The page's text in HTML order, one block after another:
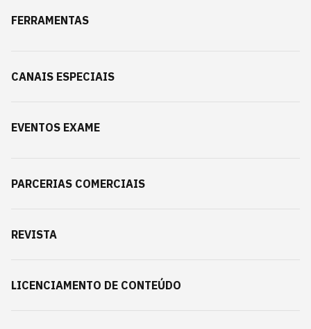
FERRAMENTAS
CANAIS ESPECIAIS
EVENTOS EXAME
PARCERIAS COMERCIAIS
REVISTA
LICENCIAMENTO DE CONTEÚDO